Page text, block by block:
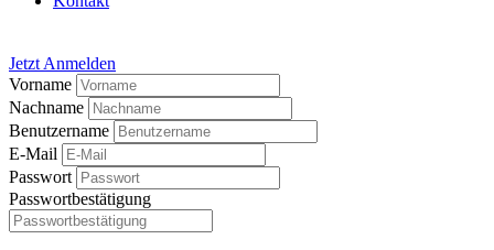
Jetzt Anmelden
Vorname
Nachname
Benutzername
E-Mail
Passwort
Passwortbestätigung